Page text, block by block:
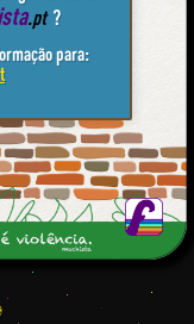
.pt ?
para: